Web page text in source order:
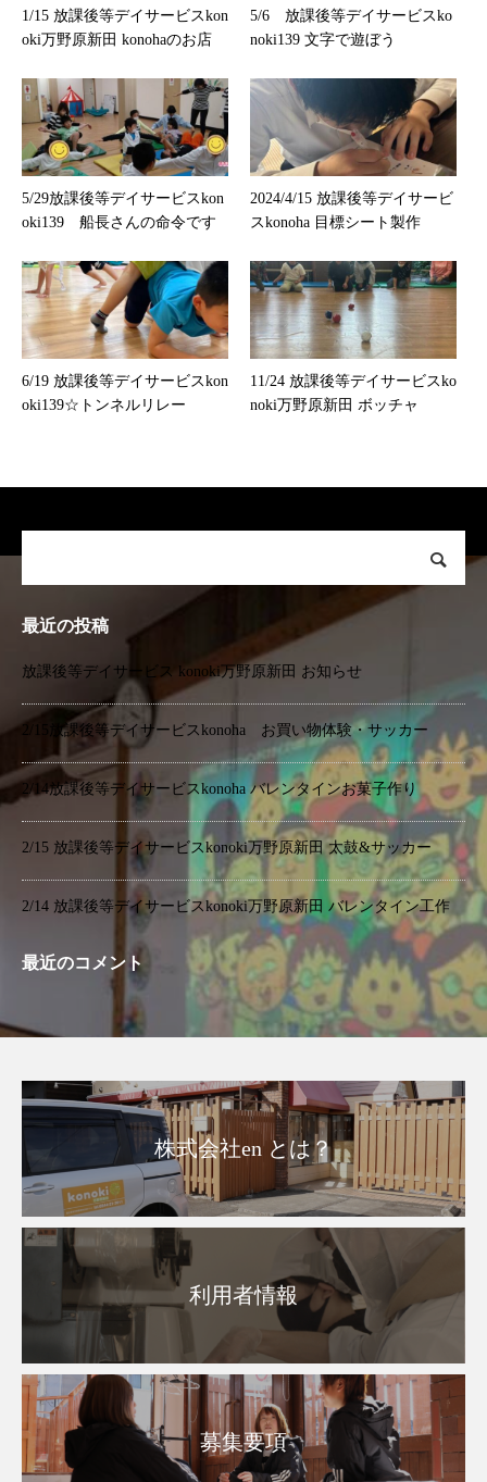
1/15 放課後等デイサービスkon
oki万野原新田 konohaのお店
5/6 放課後等デイサービスko
noki139 文字で遊ぼう
5/29放課後等デイサービスkon
oki139 船長さんの命令です
2024/4/15 放課後等デイサービ
スkonoha 目標シート製作
6/19 放課後等デイサービスkon
oki139☆トンネルリレー
11/24 放課後等デイサービスko
noki万野原新田 ボッチャ
最近の投稿
放課後等デイサービス konoki万野原新田 お知らせ
2/15放課後等デイサービスkonoha お買い物体験・サッカー
2/14放課後等デイサービスkonoha バレンタインお菓子作り
2/15 放課後等デイサービスkonoki万野原新田 太鼓&サッカー
2/14 放課後等デイサービスkonoki万野原新田 バレンタイン工作
最近のコメント
株式会社en とは？
利用者情報
募集要項